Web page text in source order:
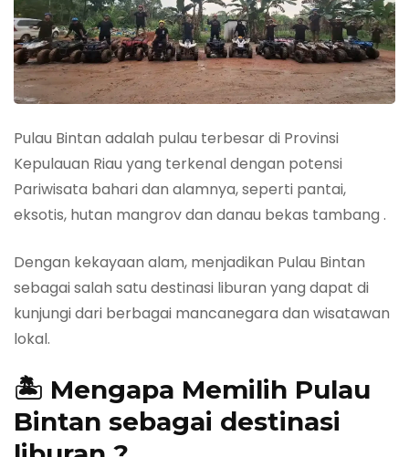
Pulau Bintan adalah pulau terbesar di Provinsi
Kepulauan Riau yang terkenal dengan potensi
Pariwisata bahari dan alamnya, seperti pantai,
eksotis, hutan mangrov dan danau bekas tambang .
Dengan kekayaan alam, menjadikan Pulau Bintan
sebagai salah satu destinasi liburan yang dapat di
kunjungi dari berbagai mancanegara dan wisatawan
lokal.
🏝️ Mengapa Memilih Pulau
Bintan sebagai destinasi